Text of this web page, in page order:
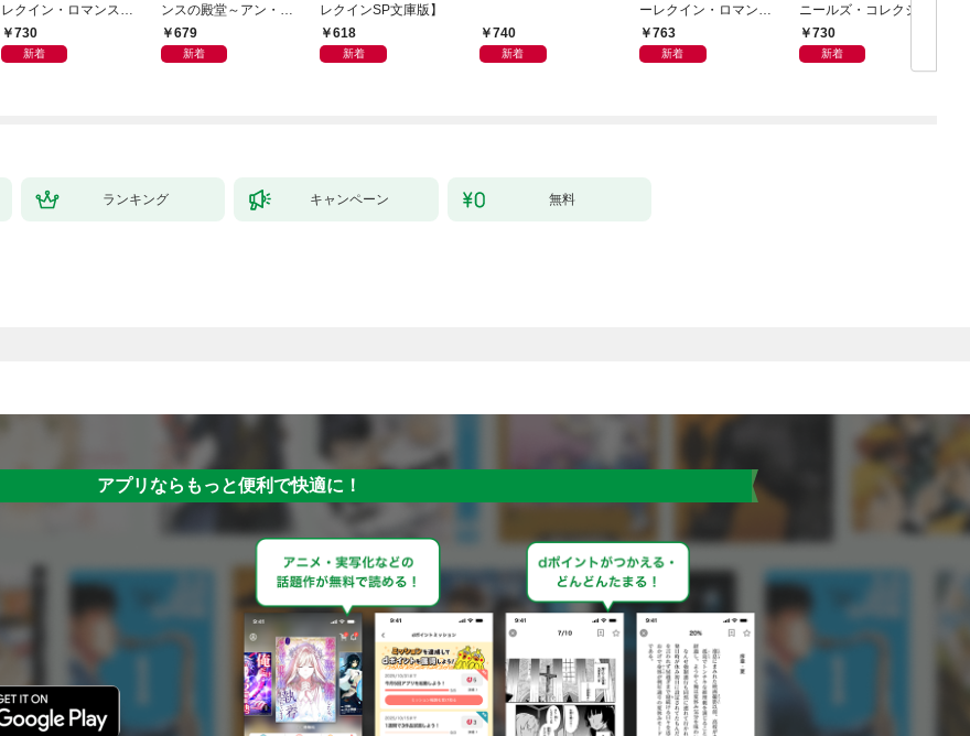
レクイン・ロマンス・
プレミアム～リン・グ
レアム・ベスト・セレ
730
新着
ンスの殿堂～アン・メ
イザー名作選 2～【ハ
ーレクインSP文庫版】
679
新着
レクインSP文庫版】
618
新着
740
新着
ーレクイン・ロマンス
～伝説の名作選～【ハ
ーレクイン・ロマンス
763
新着
ニールズ・コレクショ
ン【ハーレクイン・マ
スターピース版】
730
新着
ランキング キャンペーン 無料
アプリならもっと便利で快適に！